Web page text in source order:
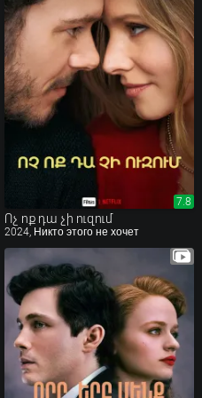
7.8
7.8
Ոչ ոք դա չի ուզում
2024, Никто этого не хочет